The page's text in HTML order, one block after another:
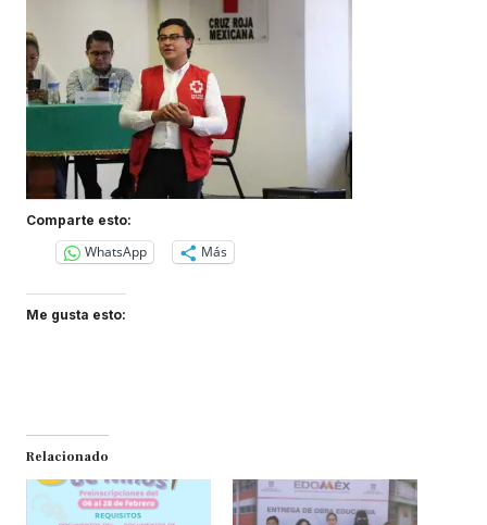
Comparte esto:
WhatsApp Más
Me gusta esto:
Relacionado